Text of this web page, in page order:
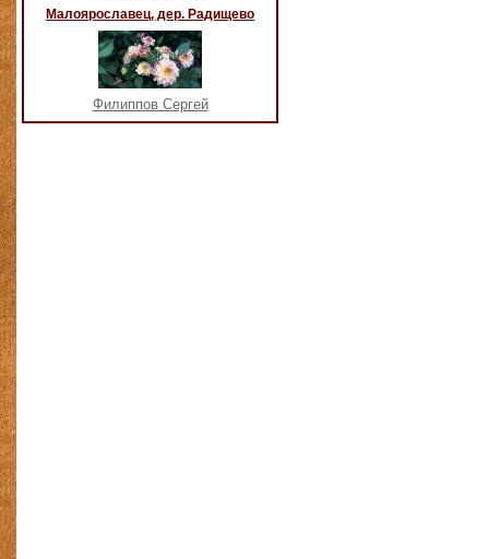
Малоярославец, дер. Радищево
Филиппов Сергей